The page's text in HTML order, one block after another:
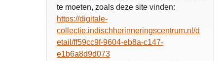
te moeten, zoals deze site vinden:
https://digitale-
collectie.indischherinneringscentrum.nl/d
etail/ff59cc9f-9604-eb8a-c147-
e1b6a8d9d073